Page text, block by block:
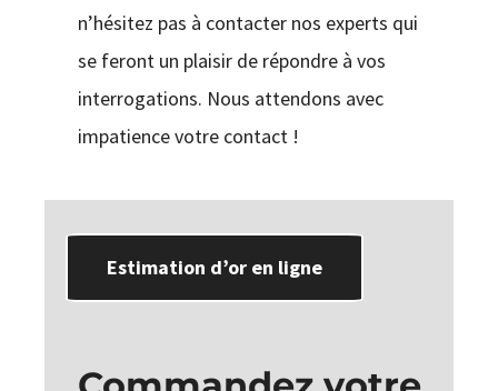
n’hésitez pas à contacter nos experts qui
se feront un plaisir de répondre à vos
interrogations. Nous attendons avec
impatience votre contact !
Estimation d’or en ligne